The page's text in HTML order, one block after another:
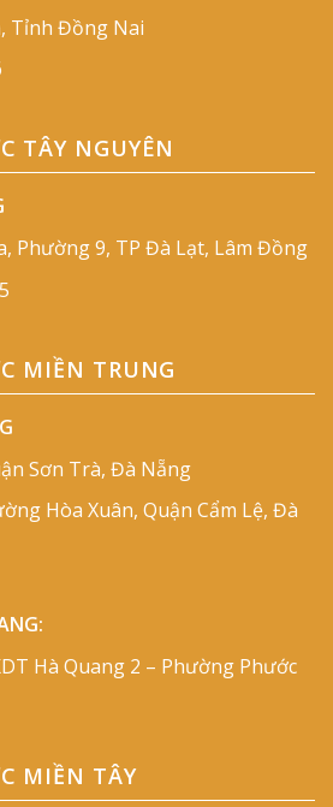
Tỉnh Đồng Nai
TÂY NGUYÊN
Phường 9, TP Đà Lạt, Lâm Đồng
MIỀN TRUNG
Sơn Trà, Đà Nẵng
Hòa Xuân, Quận Cẩm Lệ, Đà
Hà Quang 2 – Phường Phước
MIỀN TÂY